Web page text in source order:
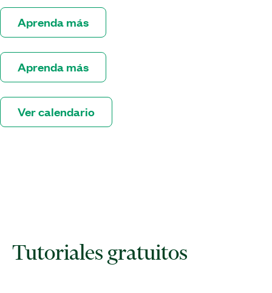
Aprenda más
Aprenda más
Ver calendario
Tutoriales gratuitos